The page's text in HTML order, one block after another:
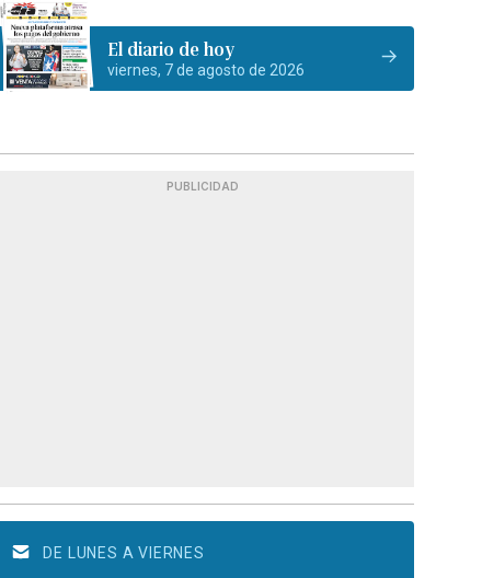
El diario de hoy
viernes, 7 de agosto de 2026
PUBLICIDAD
DE LUNES A VIERNES